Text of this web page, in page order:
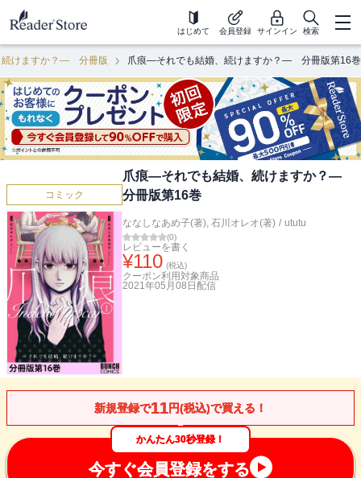
はじめて 会員登録 サインイン 検索
続けますか？― 分冊版 爪痕―それでも結婚、続けますか？― 分冊版第16巻
コミック
爪痕―それでも結婚、続けますか？―
分冊版第16巻
ななしなあめ子(著), 石川オレオ(著) / ututu
(0)
レビューを書く
¥110 (税込)
クーポン利用対象商品
2021年05月08日 配信
新規登録で11円(税込)で買える！
かんたん30秒登録！
今すぐ会員登録をする